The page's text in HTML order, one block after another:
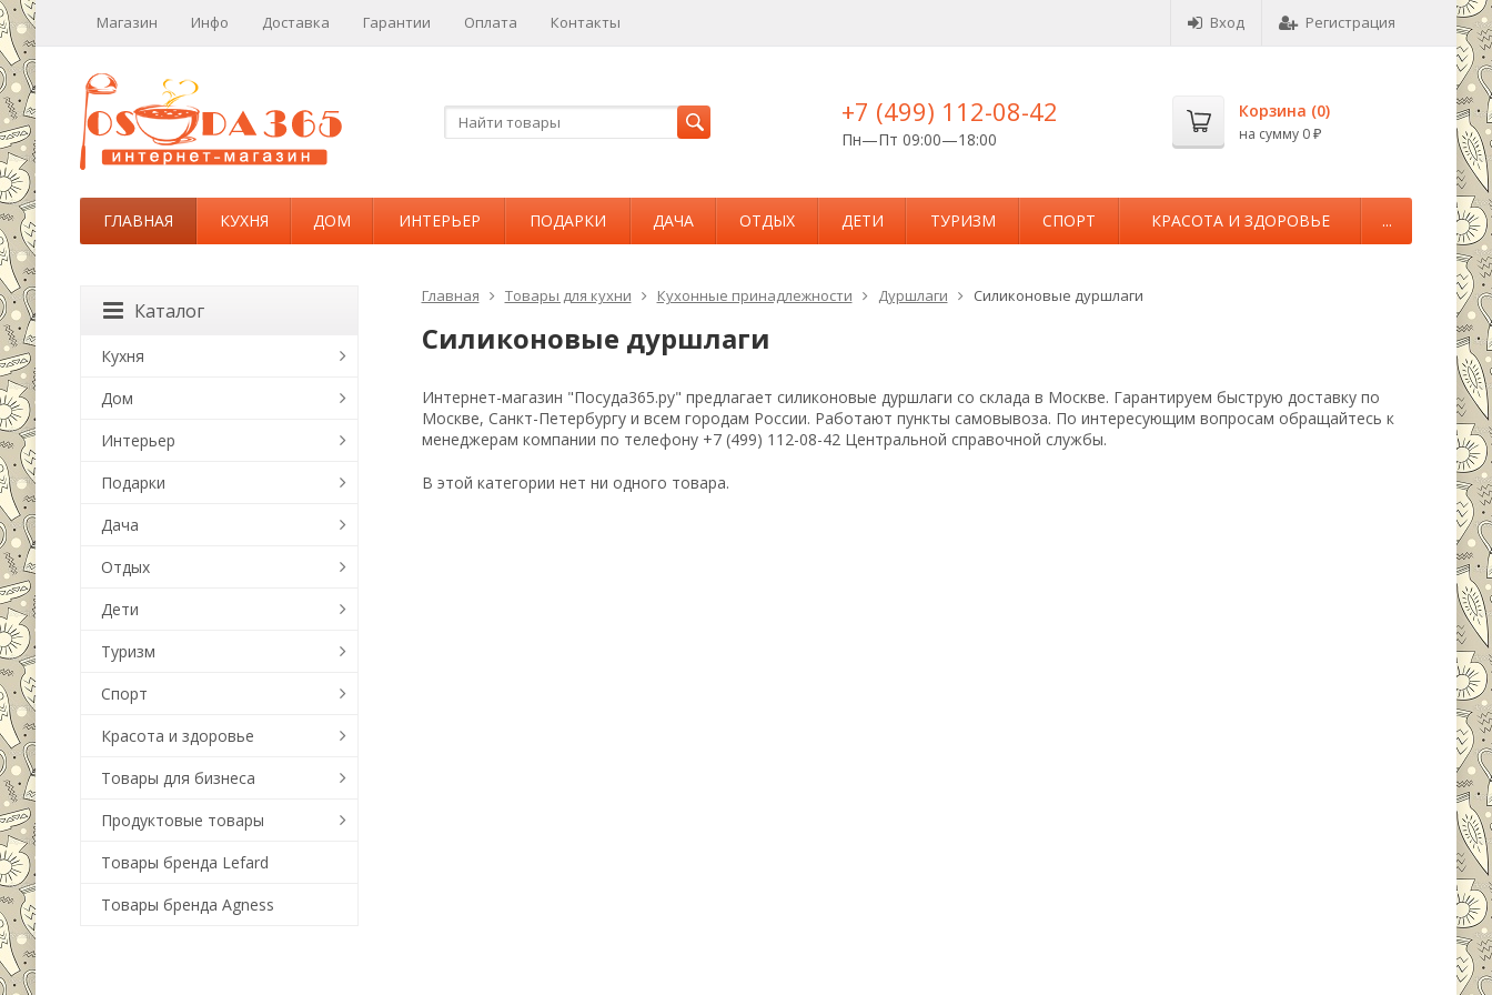
Магазин Инфо Доставка Гарантии Оплата Контакты Вход Регистрация
+7 (499) 112-08-42
Пн—Пт 09:00—18:00
Корзина (0)
на сумму 0 ₽
ГЛАВНАЯ КУХНЯ ДОМ ИНТЕРЬЕР ПОДАРКИ ДАЧА ОТДЫХ ДЕТИ ТУРИЗМ СПОРТ КРАСОТА И ЗДОРОВЬЕ ...
Главная Товары для кухни Кухонные принадлежности Дуршлаги Силиконовые дуршлаги
Силиконовые дуршлаги
Интернет-магазин "Посуда365.ру" предлагает силиконовые дуршлаги со склада в Москве. Гарантируем быструю доставку по
Москве, Санкт-Петербургу и всем городам России. Работают пункты самовывоза. По интересующим вопросам обращайтесь к
менеджерам компании по телефону +7 (499) 112-08-42 Центральной справочной службы.
В этой категории нет ни одного товара.
Каталог
Кухня
Дом
Интерьер
Подарки
Дача
Отдых
Дети
Туризм
Спорт
Красота и здоровье
Товары для бизнеса
Продуктовые товары
Товары бренда Lefard
Товары бренда Agness